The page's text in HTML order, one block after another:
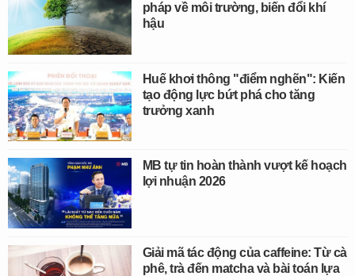
pháp về môi trường, biến đổi khí
hậu
Huế khơi thông "điểm nghẽn": Kiến
tạo động lực bứt phá cho tăng
trưởng xanh
MB tự tin hoàn thành vượt kế hoạch
lợi nhuận 2026
Giải mã tác động của caffeine: Từ cà
phê, trà đến matcha và bài toán lựa